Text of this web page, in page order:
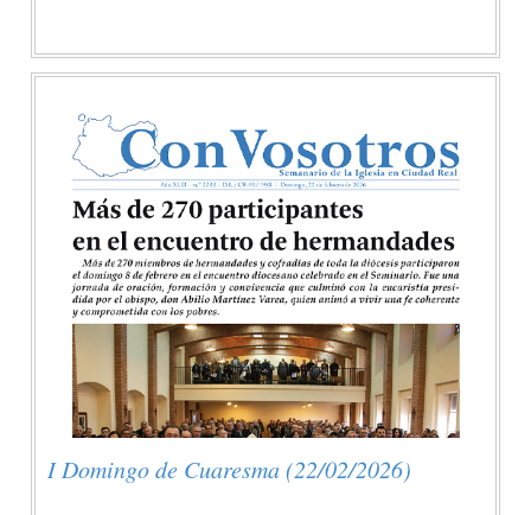
I Domingo de Cuaresma (22/02/2026)